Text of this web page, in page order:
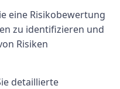
eine Risikobewertung
zu identifizieren und
Risiken
detaillierte